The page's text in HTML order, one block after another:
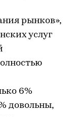
рынков»,
услуг
6%
довольны,